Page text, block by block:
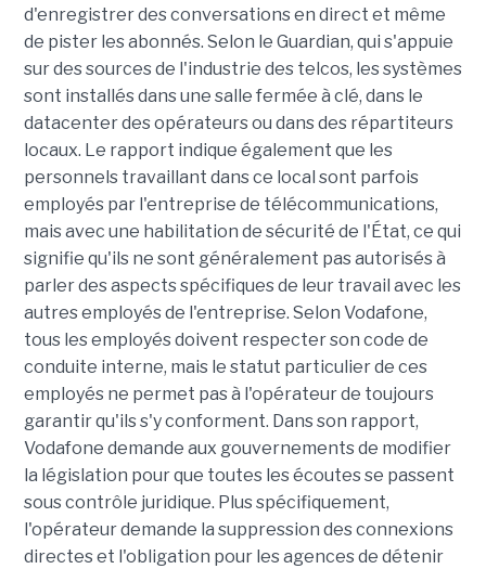
d'enregistrer des conversations en direct et même
de pister les abonnés. Selon le Guardian, qui s'appuie
sur des sources de l'industrie des telcos, les systèmes
sont installés dans une salle fermée à clé, dans le
datacenter des opérateurs ou dans des répartiteurs
locaux. Le rapport indique également que les
personnels travaillant dans ce local sont parfois
employés par l'entreprise de télécommunications,
mais avec une habilitation de sécurité de l'État, ce qui
signifie qu'ils ne sont généralement pas autorisés à
parler des aspects spécifiques de leur travail avec les
autres employés de l'entreprise. Selon Vodafone,
tous les employés doivent respecter son code de
conduite interne, mais le statut particulier de ces
employés ne permet pas à l'opérateur de toujours
garantir qu'ils s'y conforment. Dans son rapport,
Vodafone demande aux gouvernements de modifier
la législation pour que toutes les écoutes se passent
sous contrôle juridique. Plus spécifiquement,
l'opérateur demande la suppression des connexions
directes et l'obligation pour les agences de détenir